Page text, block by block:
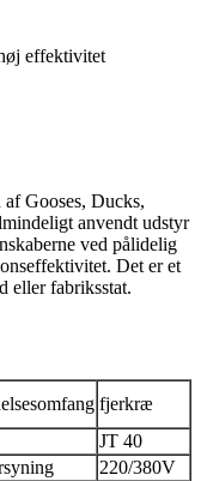
effektivitet
Gooses, Ducks,
anvendt udstyr
ved pålidelig
Det er et
eller fabriksstat.
fjerkræ
JT 40
220/380V